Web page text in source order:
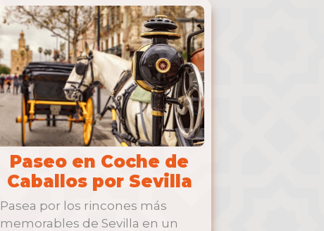
Paseo en Coche de
Caballos por Sevilla
Pasea por los rincones más
memorables de Sevilla en un